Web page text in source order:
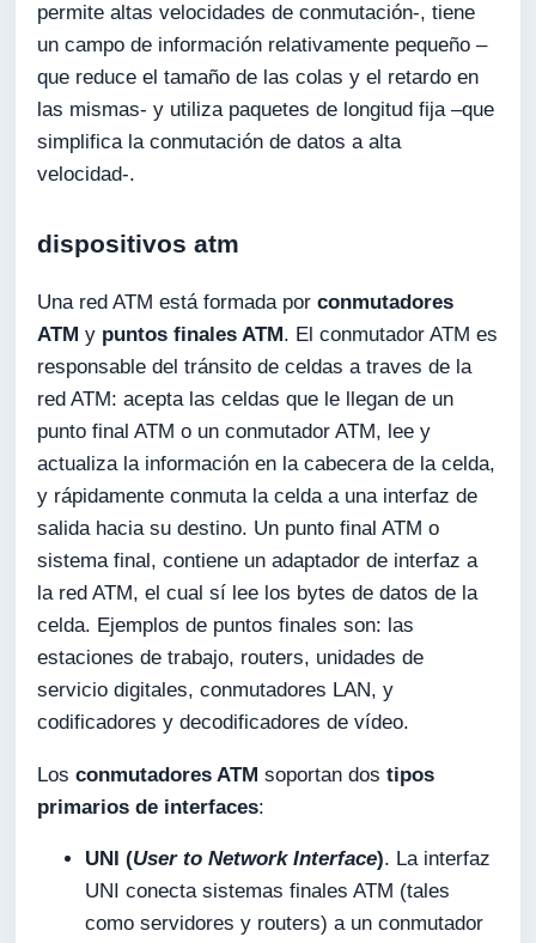
permite altas velocidades de conmutación-, tiene
un campo de información relativamente pequeño –
que reduce el tamaño de las colas y el retardo en
las mismas- y utiliza paquetes de longitud fija –que
simplifica la conmutación de datos a alta
velocidad-.
dispositivos atm
Una red ATM está formada porconmutadores
ATM y puntos finales ATM. El conmutador ATM es
responsable del tránsito de celdas a traves de la
red ATM: acepta las celdas que le llegan de un
punto final ATM o un conmutador ATM, lee y
actualiza la información en la cabecera de la celda,
y rápidamente conmuta la celda a una interfaz de
salida hacia su destino. Un punto final ATM o
sistema final, contiene un adaptador de interfaz a
la red ATM, el cual sí lee los bytes de datos de la
celda. Ejemplos de puntos finales son: las
estaciones de trabajo, routers, unidades de
servicio digitales, conmutadores LAN, y
codificadores y decodificadores de vídeo.
Losconmutadores ATM soportan dostipos
primarios de interfaces:
UNI (User to Network Interface). La interfaz
UNI conecta sistemas finales ATM (tales
como servidores y routers) a un conmutador